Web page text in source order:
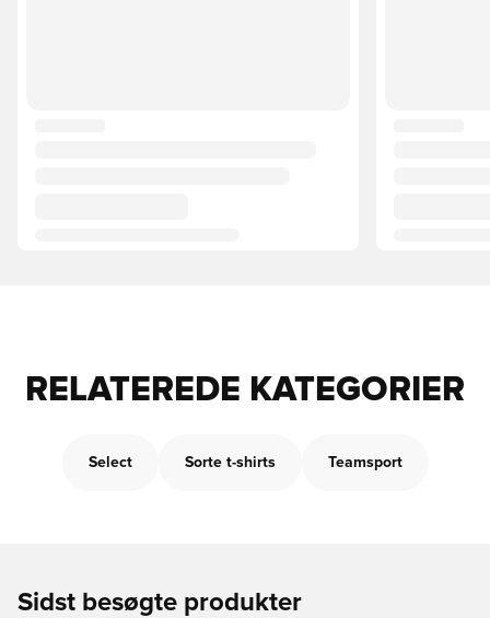
RELATEREDE KATEGORIER
Select Sorte t-shirts Teamsport
Sidst besøgte produkter